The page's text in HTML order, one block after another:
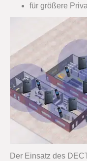
für größere
Der Einsatz des